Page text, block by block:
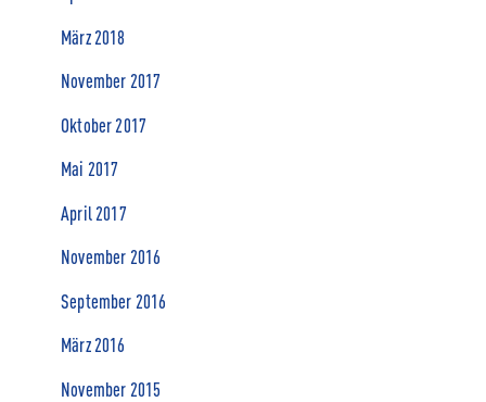
März 2018
November 2017
Oktober 2017
Mai 2017
April 2017
November 2016
September 2016
März 2016
November 2015